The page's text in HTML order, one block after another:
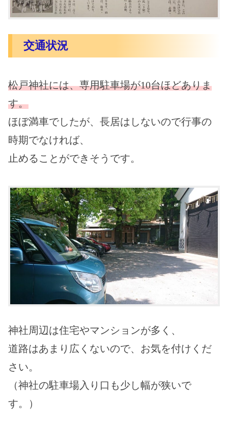
交通状況
松戸神社には、専用駐車場が10台ほどありま
す。
ほぼ満車でしたが、長居はしないので行事の
時期でなければ、
止めることができそうです。
神社周辺は住宅やマンションが多く、
道路はあまり広くないので、お気を付けくだ
さい。
（神社の駐車場入り口も少し幅が狭いで
す。）